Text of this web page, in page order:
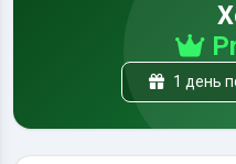
1 день